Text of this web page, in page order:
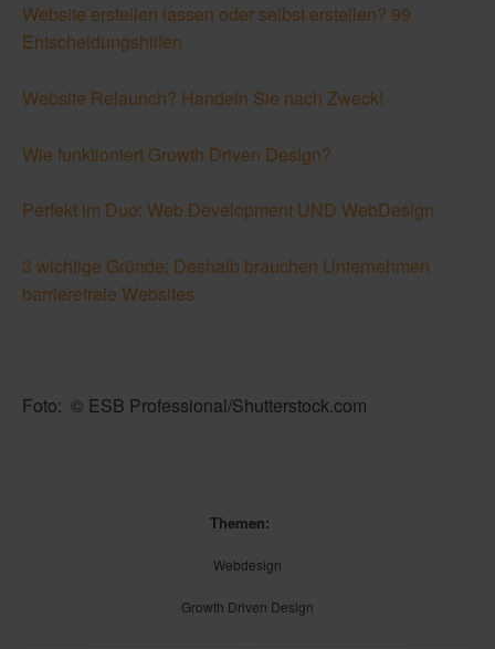
Website erstellen lassen oder selbst erstellen? 99
Entscheidungshilfen
Website Relaunch? Handeln Sie nach Zweck!
Wie funktioniert Growth Driven Design?
Perfekt im Duo: Web Development UND WebDesign
3 wichtige Gründe: Deshalb brauchen Unternehmen
barrierefreie Websites
Foto: © ESB Professional/Shutterstock.com
Themen:
Webdesign
Growth Driven Design